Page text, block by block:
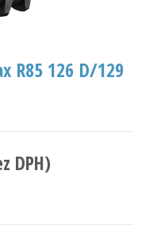
R85 126 D/129
DPH)